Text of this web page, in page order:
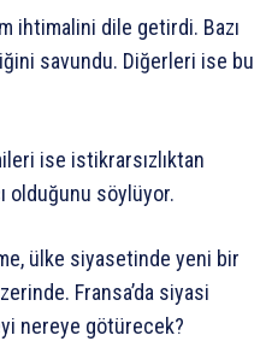
ihtimalini dile getirdi. Bazı
savundu. Diğerleri ise bu
ise istikrarsızlıktan
olduğunu söylüyor.
ülke siyasetinde yeni bir
Fransa’da siyasi
nereye götürecek?